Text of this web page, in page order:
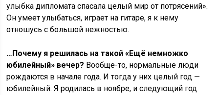
улыбка дипломата спасала целый мир от потрясений».
Он умеет улыбаться, играет на гитаре, я к нему
отношусь с большой нежностью.
…Почему я решилась на такой «Ещё немножко
юбилейный» вечер? Вообще-то, нормальные люди
рождаются в начале года. И тогда у них целый год —
юбилейный. Я родилась в ноябре, и следующий год